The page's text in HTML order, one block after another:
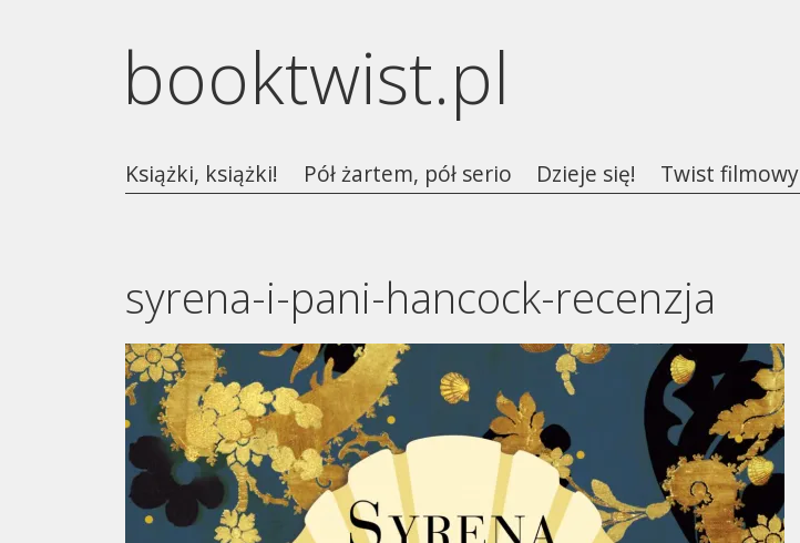
booktwist.pl
Książki, książki! Pół żartem, pół serio Dzieje się! Twist filmowy
syrena-i-pani-hancock-recenzja